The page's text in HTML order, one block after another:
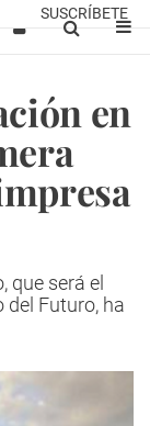
SUSCRÍBETE
en
que será el
del Futuro, ha